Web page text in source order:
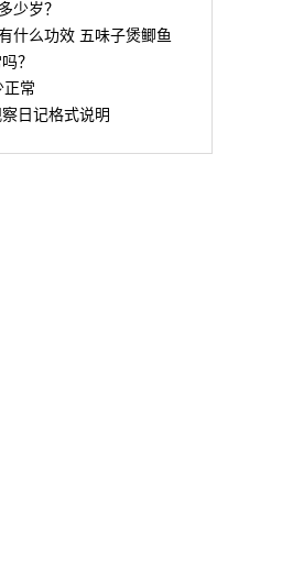
少岁？
什么功效 五味子煲鲫鱼
？
正常
日记格式说明